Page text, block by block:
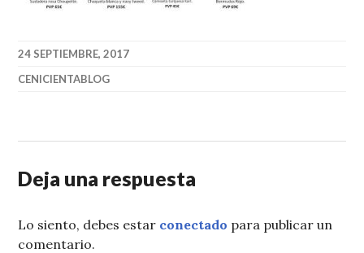
24 SEPTIEMBRE, 2017
CENICIENTABLOG
Deja una respuesta
Lo siento, debes estar conectado para publicar un
comentario.